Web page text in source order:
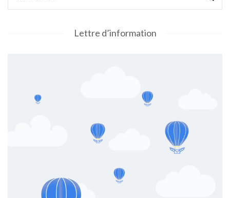
Lettre d’information